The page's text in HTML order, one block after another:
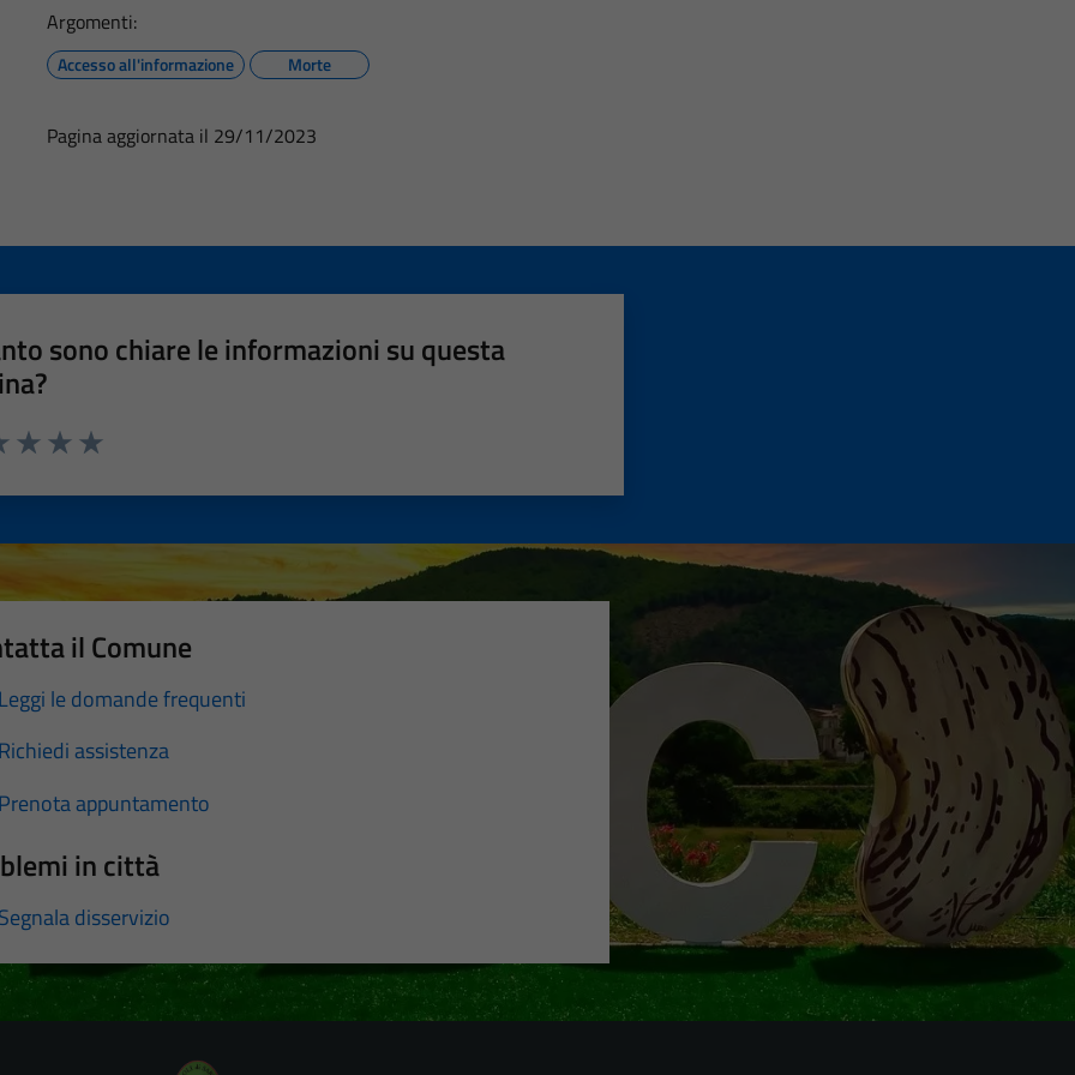
Argomenti:
Accesso all'informazione Morte
Pagina aggiornata il 29/11/2023
sono chiare le informazioni su questa
il Comune
Leggi le domande frequenti
Richiedi assistenza
Prenota appuntamento
in città
Segnala disservizio